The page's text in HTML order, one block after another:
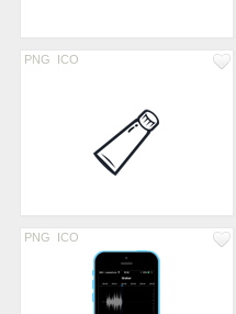
PNG ICO
PNG ICO